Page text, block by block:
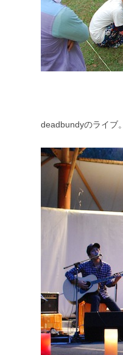
deadbundyのライブ。